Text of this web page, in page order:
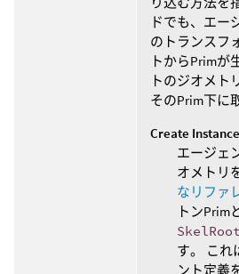
ドでも、エー
のトランスフ
トからPrimが
トのジオメト
そのPrim下に
Create
エージェ
オメトリ
なリファ
トンPrim
SkelRoot
す。 これ
ント定義